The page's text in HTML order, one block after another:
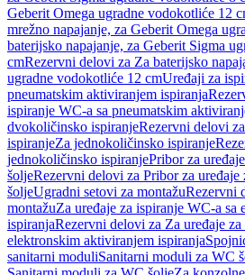
Geberit Omega ugradne vodokotliće 12
mrežno napajanje, za Geberit Omega
baterijsko napajanje, za Geberit Sigma
cmRezervni delovi za Za baterijsko
ugradne vodokotliće 12 cmUređaji za
pneumatskim aktiviranjem ispiranja
ispiranje WC-a sa pneumatskim
dvokoličinsko ispiranjeRezervni delovi
ispiranjeZa jednokoličinsko ispiranje
jednokoličinsko ispiranjePribor za
šoljeRezervni delovi za Pribor za uređaje
šoljeUgradni setovi za montažuRezervni
montažuZa uređaje za ispiranje WC-a
ispiranjaRezervni delovi za Za uređaje
elektronskim aktiviranjem ispiranja
sanitarni moduliSanitarni moduli za WC